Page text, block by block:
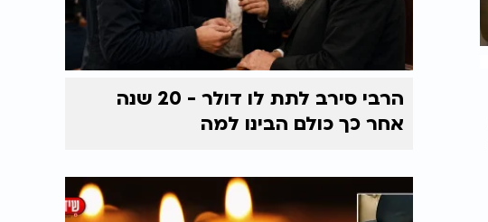
הרבי סירב לתת לו דולר - 20 שנה
אחר כך כולם הבינו למה